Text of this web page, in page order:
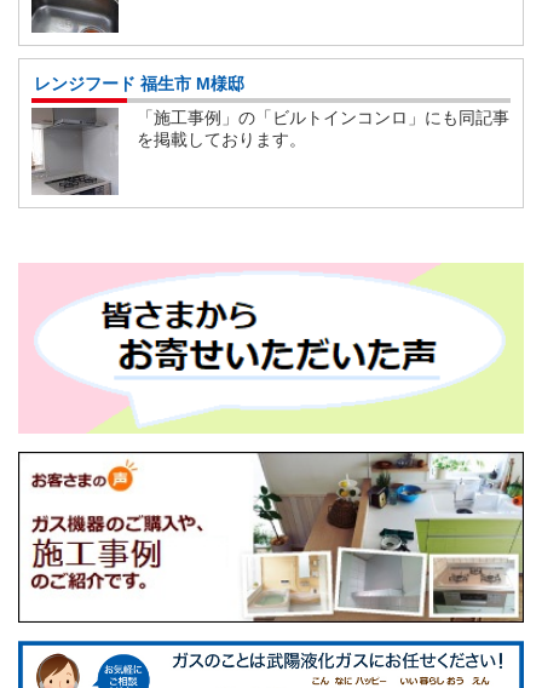
レンジフード 福生市 M様邸
「施工事例」の「ビルトインコンロ」にも同記事
を掲載しております。